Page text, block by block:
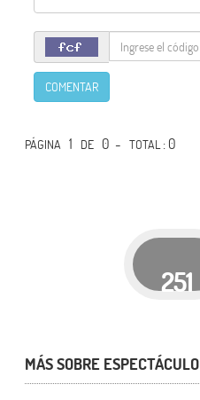
COMENTAR
PÁGINA 1 DE 0 -TOTAL: 0
251
MÁS SOBRE ESPECTÁCULO